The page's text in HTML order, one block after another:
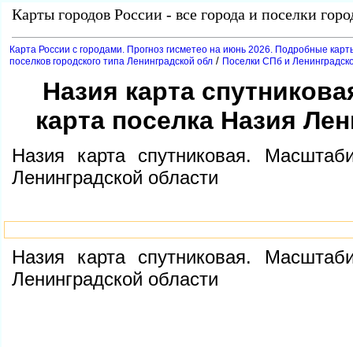
Карты городов России - все города и поселки
Карта России с городами. Прогноз гисметео на июнь 2026. Подробные
поселков городского типа Ленинградской обл / Поселки СПб и
Назия карта
карта поселка Назия
Назия карта спутниковая.
Ленинградской области
Назия карта спутниковая.
Ленинградской области